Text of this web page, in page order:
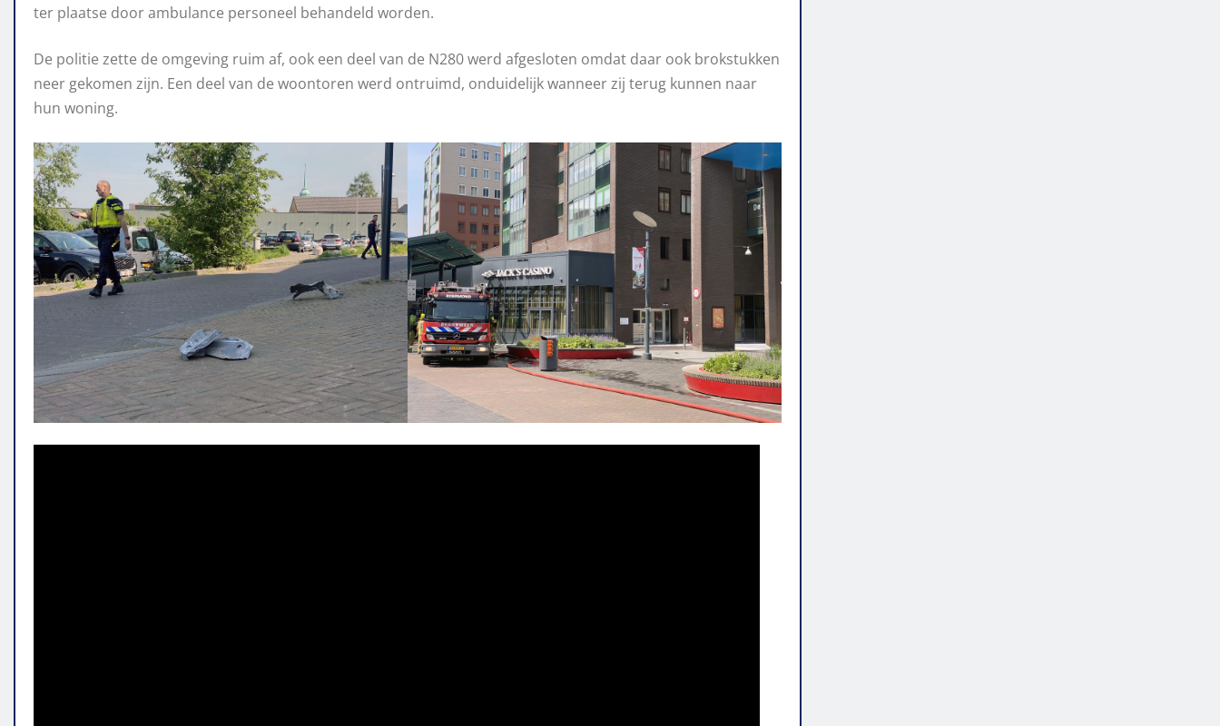
ter plaatse door ambulance personeel behandeld worden.
De politie zette de omgeving ruim af, ook een deel van de N280 werd afgesloten omdat daar ook brokstukken
neer gekomen zijn. Een deel van de woontoren werd ontruimd, onduidelijk wanneer zij terug kunnen naar
hun woning.